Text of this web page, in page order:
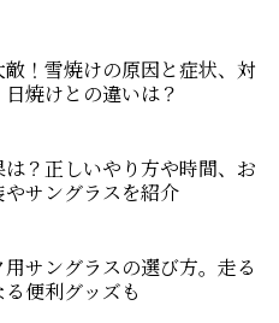
！雪焼けの原因と症状、対
焼けとの違いは？
？正しいやり方や時間、お
サングラスを紹介
サングラスの選び方。走る
便利グッズも